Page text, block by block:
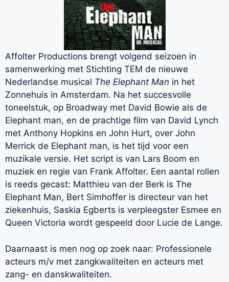
Affolter Productions brengt volgend seizoen in
samenwerking met Stichting TEM de nieuwe
Nederlandse musical The Elephant Man in het
Zonnehuis in Amsterdam. Na het succesvolle
toneelstuk, op Broadway met David Bowie als de
Elephant man, en de prachtige film van David Lynch
met Anthony Hopkins en John Hurt, over John
Merrick de Elephant man, is het tijd voor een
muzikale versie. Het script is van Lars Boom en
muziek en regie van Frank Affolter. Een aantal rollen
is reeds gecast: Matthieu van der Berk is The
Elephant Man, Bert Simhoffer is directeur van het
ziekenhuis, Saskia Egberts is verpleegster Esmee en
Queen Victoria wordt gespeeld door Lucie de Lange.
Daarnaast is men nog op zoek naar: Professionele
acteurs m/v met zangkwaliteiten en acteurs met
zang- en danskwaliteiten.